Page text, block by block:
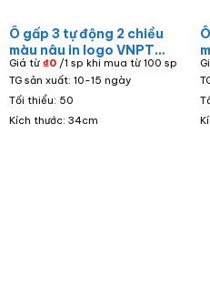
Ô gấp 3 tự động 2 chiều
màu nâu in logo VNPT
OD-08
Giá từ ₫0/1 sp khi mua từ 100 sp
TG sản xuất: 10-15 ngày
Tối thiểu: 50
Kích thước: 34cm